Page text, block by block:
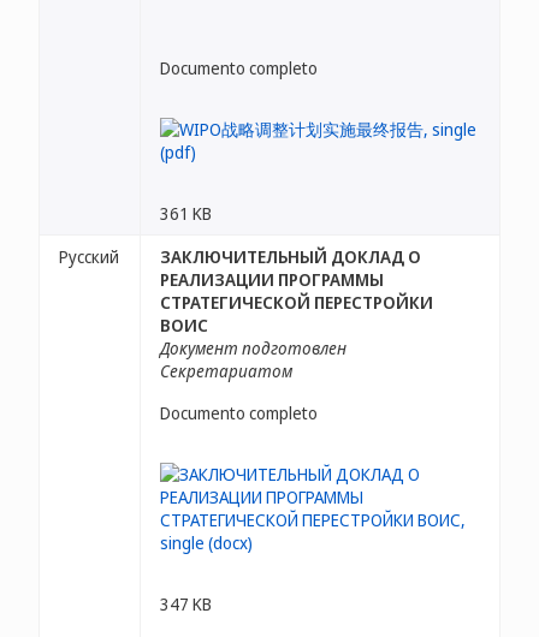
Documento completo
361 KB
Русский
ЗАКЛЮЧИТЕЛЬНЫЙ ДОКЛАД О
РЕАЛИЗАЦИИ ПРОГРАММЫ
СТРАТЕГИЧЕСКОЙ ПЕРЕСТРОЙКИ
ВОИС
Документ подготовлен
Секретариатом
Documento completo
347 KB